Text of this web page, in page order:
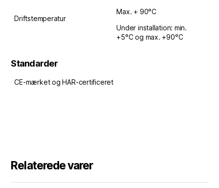
Driftstemperatur
Max. + 90°C
Under installation: min.
+5°C og max. +90°C
Standarder
CE-mærket og HAR-certificeret
Relaterede varer